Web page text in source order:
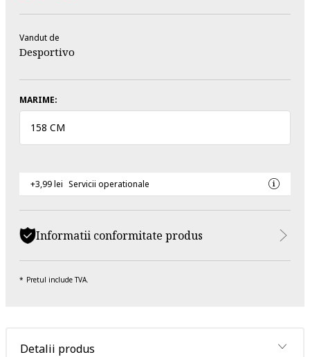
Vandut de
Desportivo
MARIME:
158 CM
+3,99 lei Servicii operationale
Informatii conformitate produs
Pretul include TVA.
Detalii produs